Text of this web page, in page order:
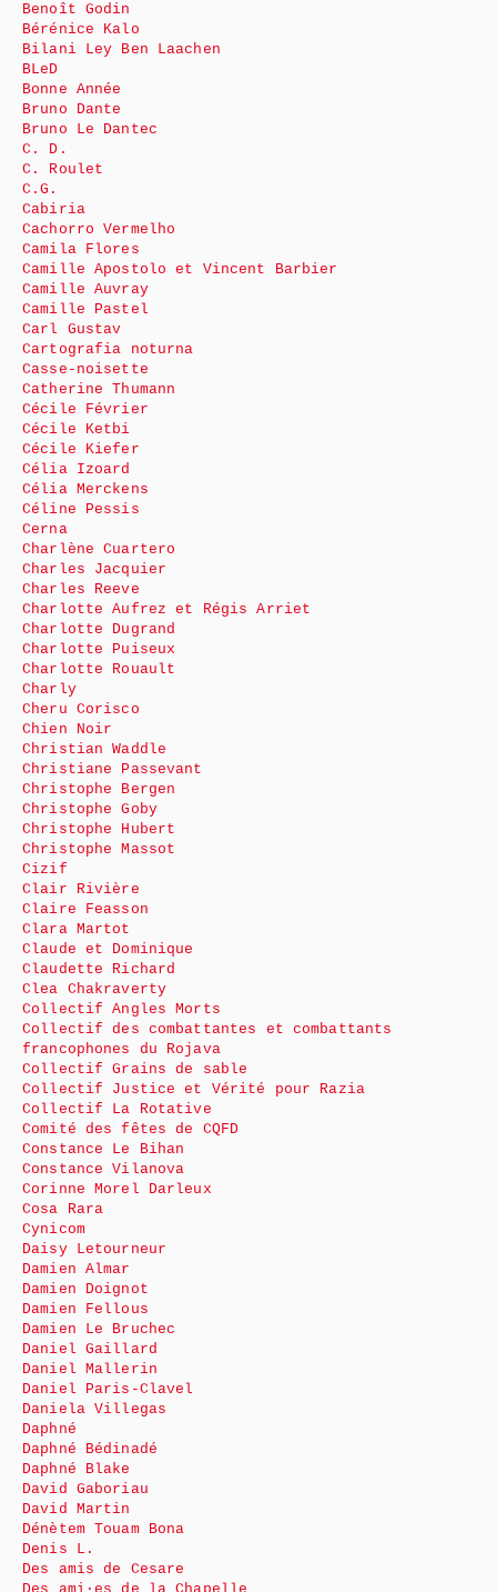
Benoît Godin
Bérénice Kalo
Bilani Ley Ben Laachen
BLeD
Bonne Année
Bruno Dante
Bruno Le Dantec
C. D.
C. Roulet
C.G.
Cabiria
Cachorro Vermelho
Camila Flores
Camille Apostolo et Vincent Barbier
Camille Auvray
Camille Pastel
Carl Gustav
Cartografia noturna
Casse-noisette
Catherine Thumann
Cécile Février
Cécile Ketbi
Cécile Kiefer
Célia Izoard
Célia Merckens
Céline Pessis
Cerna
Charlène Cuartero
Charles Jacquier
Charles Reeve
Charlotte Aufrez et Régis Arriet
Charlotte Dugrand
Charlotte Puiseux
Charlotte Rouault
Charly
Cheru Corisco
Chien Noir
Christian Waddle
Christiane Passevant
Christophe Bergen
Christophe Goby
Christophe Hubert
Christophe Massot
Cizif
Clair Rivière
Claire Feasson
Clara Martot
Claude et Dominique
Claudette Richard
Clea Chakraverty
Collectif Angles Morts
Collectif des combattantes et combattants
francophones du Rojava
Collectif Grains de sable
Collectif Justice et Vérité pour Razia
Collectif La Rotative
Comité des fêtes de CQFD
Constance Le Bihan
Constance Vilanova
Corinne Morel Darleux
Cosa Rara
Cynicom
Daisy Letourneur
Damien Almar
Damien Doignot
Damien Fellous
Damien Le Bruchec
Daniel Gaillard
Daniel Mallerin
Daniel Paris-Clavel
Daniela Villegas
Daphné
Daphné Bédinadé
Daphné Blake
David Gaboriau
David Martin
Dénètem Touam Bona
Denis L.
Des amis de Cesare